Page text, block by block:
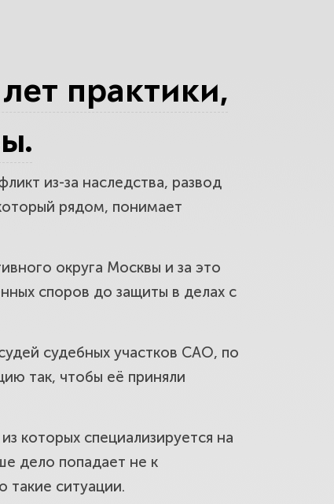
страховой и виновника
Снизим требования и
районе Беговой. Защитим
практики,
из-за наследства, развод
рядом, понимает
округа Москвы и за это
споров до защиты в делах с
судебных участков САО, по
так, чтобы её приняли
которых специализируется на
дело попадает не к
такие ситуации.